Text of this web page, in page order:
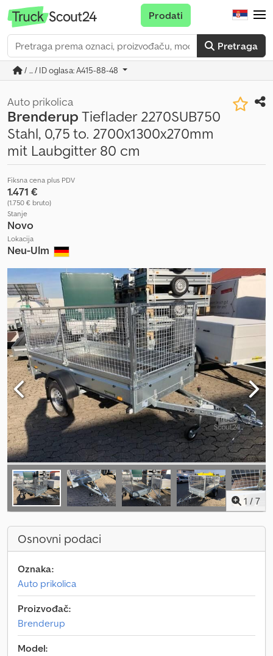
Pretraga
Prodati
/ ... / ID oglasa: A415-88-48
Auto prikolica
BrenderupTieflader 2270SUB750
Stahl, 0,75 to. 2700x1300x270mm
mit Laubgitter 80 cm
Fiksna cena plus PDV
1.471 €
(1.750 € bruto)
Stanje
Novo
Lokacija
Neu-Ulm
1 / 7
Osnovni podaci
Oznaka:
Auto prikolica
Proizvođač:
Brenderup
Model: